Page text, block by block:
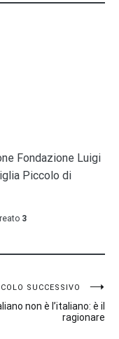
Fondazione Luigi
Piccolo di
3
SUCCESSIVO
non è l’italiano: è il
ragionare